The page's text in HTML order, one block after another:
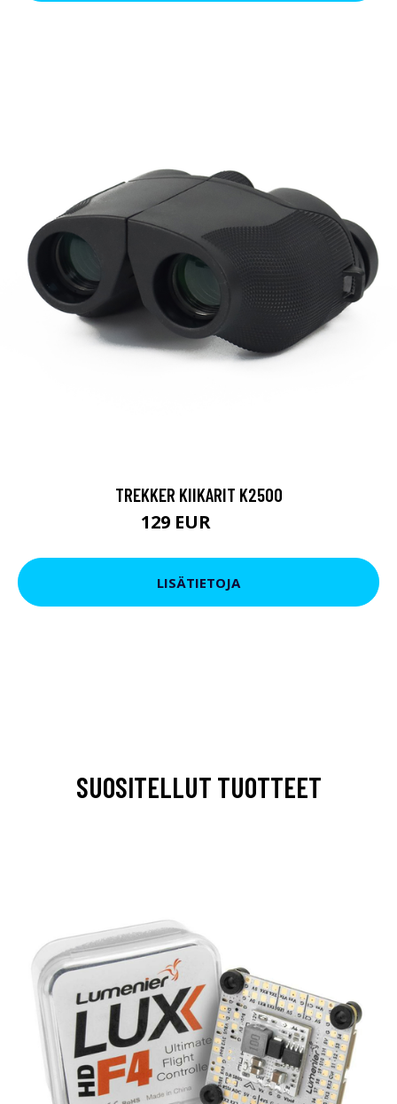
TREKKER KIIKARIT K2500
129 EUR
LISÄTIETOJA
SUOSITELLUT TUOTTEET